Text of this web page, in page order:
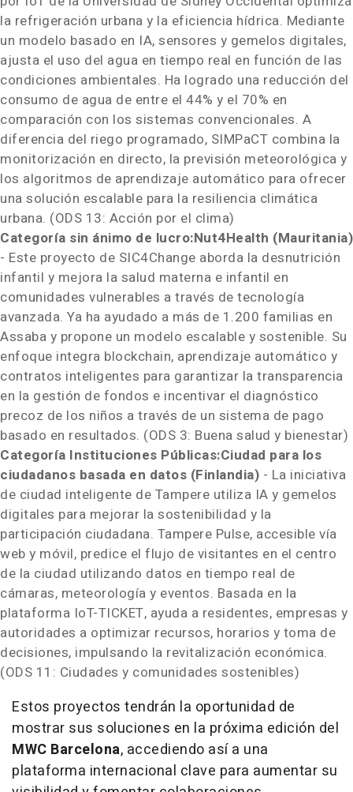
la refrigeración urbana y la eficiencia hídrica. Mediante
un modelo basado en IA, sensores y gemelos digitales,
ajusta el uso del agua en tiempo real en función de las
condiciones ambientales. Ha logrado una reducción del
consumo de agua de entre el 44% y el 70% en
comparación con los sistemas convencionales. A
diferencia del riego programado, SIMPaCT combina la
monitorización en directo, la previsión meteorológica y
los algoritmos de aprendizaje automático para ofrecer
una solución escalable para la resiliencia climática
urbana. (ODS 13: Acción por el clima)
Categoría sin ánimo de lucro:Nut4Health (Mauritania)
- Este proyecto de SIC4Change aborda la desnutrición
infantil y mejora la salud materna e infantil en
comunidades vulnerables a través de tecnología
avanzada. Ya ha ayudado a más de 1.200 familias en
Assaba y propone un modelo escalable y sostenible. Su
enfoque integra blockchain, aprendizaje automático y
contratos inteligentes para garantizar la transparencia
en la gestión de fondos e incentivar el diagnóstico
precoz de los niños a través de un sistema de pago
basado en resultados. (ODS 3: Buena salud y bienestar)
Categoría Instituciones Públicas:Ciudad para los
ciudadanos basada en datos (Finlandia) - La iniciativa
de ciudad inteligente de Tampere utiliza IA y gemelos
digitales para mejorar la sostenibilidad y la
participación ciudadana. Tampere Pulse, accesible vía
web y móvil, predice el flujo de visitantes en el centro
de la ciudad utilizando datos en tiempo real de
cámaras, meteorología y eventos. Basada en la
plataforma IoT-TICKET, ayuda a residentes, empresas y
autoridades a optimizar recursos, horarios y toma de
decisiones, impulsando la revitalización económica.
(ODS 11: Ciudades y comunidades sostenibles)
Estos proyectos tendrán la oportunidad de
mostrar sus soluciones en la próxima edición del
MWC Barcelona, accediendo así a una
plataforma internacional clave para aumentar su